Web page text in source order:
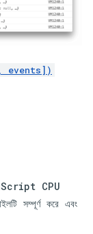
events])
CPU
সম্পূর্ণ করে এবং